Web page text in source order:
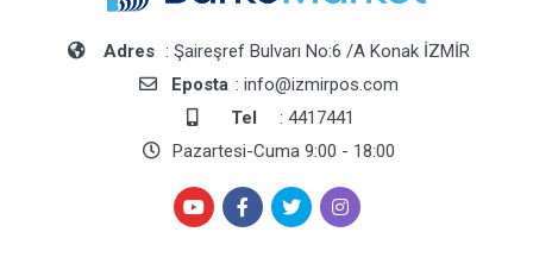
Adres : Şaireşref Bulvarı No:6 /A Konak İZMİR
Eposta : info@izmirpos.com
Tel
: 4417441
Pazartesi-Cuma 9:00 - 18:00